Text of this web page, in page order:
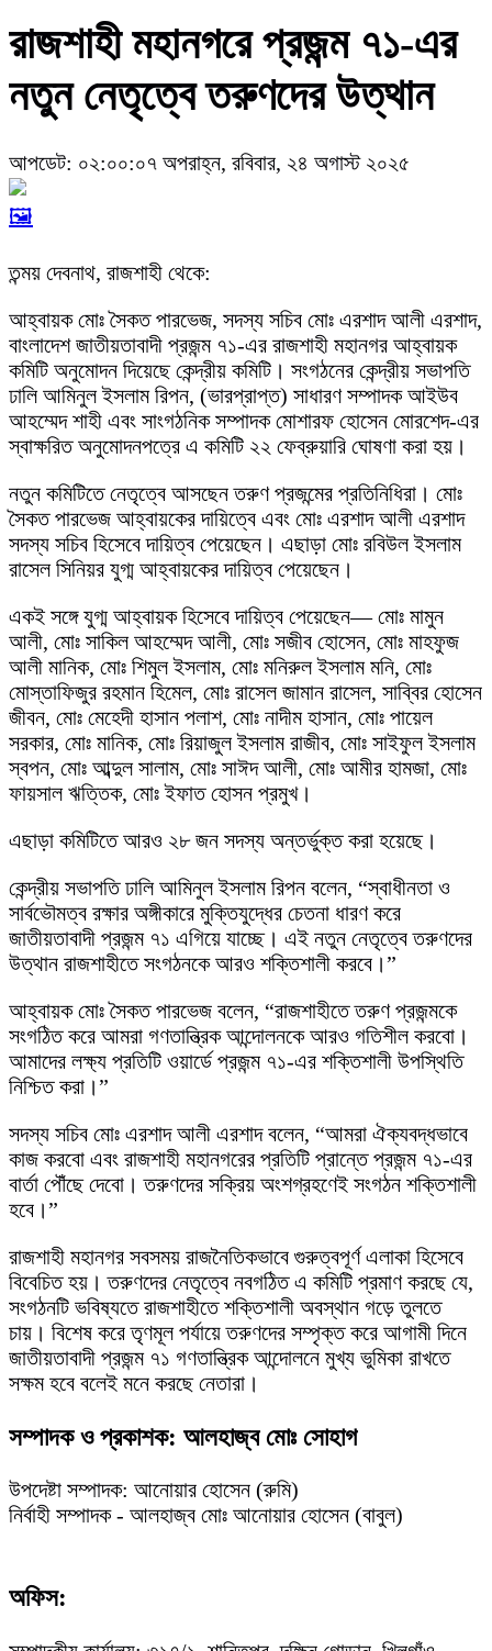
রাজশাহী মহানগরে প্রজন্ম ৭১-এর
নতুন নেতৃত্বে তরুণদের উত্থান
আপডেট: ০২:০০:০৭ অপরাহ্ন, রবিবার, ২৪ অগাস্ট ২০২৫
🖼️
তন্ময় দেবনাথ, রাজশাহী থেকে:
আহ্বায়ক মোঃ সৈকত পারভেজ, সদস্য সচিব মোঃ এরশাদ আলী এরশাদ,
বাংলাদেশ জাতীয়তাবাদী প্রজন্ম ৭১-এর রাজশাহী মহানগর আহ্বায়ক
কমিটি অনুমোদন দিয়েছে কেন্দ্রীয় কমিটি। সংগঠনের কেন্দ্রীয় সভাপতি
ঢালি আমিনুল ইসলাম রিপন, (ভারপ্রাপ্ত) সাধারণ সম্পাদক আইউব
আহম্মেদ শাহী এবং সাংগঠনিক সম্পাদক মোশারফ হোসেন মোরশেদ-এর
স্বাক্ষরিত অনুমোদনপত্রে এ কমিটি ২২ ফেব্রুয়ারি ঘোষণা করা হয়।
নতুন কমিটিতে নেতৃত্বে আসছেন তরুণ প্রজন্মের প্রতিনিধিরা। মোঃ
সৈকত পারভেজ আহ্বায়কের দায়িত্বে এবং মোঃ এরশাদ আলী এরশাদ
সদস্য সচিব হিসেবে দায়িত্ব পেয়েছেন। এছাড়া মোঃ রবিউল ইসলাম
রাসেল সিনিয়র যুগ্ম আহ্বায়কের দায়িত্ব পেয়েছেন।
একই সঙ্গে যুগ্ম আহ্বায়ক হিসেবে দায়িত্ব পেয়েছেন— মোঃ মামুন
আলী, মোঃ সাকিল আহম্মেদ আলী, মোঃ সজীব হোসেন, মোঃ মাহফুজ
আলী মানিক, মোঃ শিমুল ইসলাম, মোঃ মনিরুল ইসলাম মনি, মোঃ
মোস্তাফিজুর রহমান হিমেল, মোঃ রাসেল জামান রাসেল, সাব্বির হোসেন
জীবন, মোঃ মেহেদী হাসান পলাশ, মোঃ নাদীম হাসান, মোঃ পায়েল
সরকার, মোঃ মানিক, মোঃ রিয়াজুল ইসলাম রাজীব, মোঃ সাইফুল ইসলাম
স্বপন, মোঃ আব্দুল সালাম, মোঃ সাঈদ আলী, মোঃ আমীর হামজা, মোঃ
ফায়সাল ঋত্তিক, মোঃ ইফাত হোসন প্রমুখ।
এছাড়া কমিটিতে আরও ২৮ জন সদস্য অন্তর্ভুক্ত করা হয়েছে।
কেন্দ্রীয় সভাপতি ঢালি আমিনুল ইসলাম রিপন বলেন, “স্বাধীনতা ও
সার্বভৌমত্ব রক্ষার অঙ্গীকারে মুক্তিযুদ্ধের চেতনা ধারণ করে
জাতীয়তাবাদী প্রজন্ম ৭১ এগিয়ে যাচ্ছে। এই নতুন নেতৃত্বে তরুণদের
উত্থান রাজশাহীতে সংগঠনকে আরও শক্তিশালী করবে।”
আহ্বায়ক মোঃ সৈকত পারভেজ বলেন, “রাজশাহীতে তরুণ প্রজন্মকে
সংগঠিত করে আমরা গণতান্ত্রিক আন্দোলনকে আরও গতিশীল করবো।
আমাদের লক্ষ্য প্রতিটি ওয়ার্ডে প্রজন্ম ৭১-এর শক্তিশালী উপস্থিতি
নিশ্চিত করা।”
সদস্য সচিব মোঃ এরশাদ আলী এরশাদ বলেন, “আমরা ঐক্যবদ্ধভাবে
কাজ করবো এবং রাজশাহী মহানগরের প্রতিটি প্রান্তে প্রজন্ম ৭১-এর
বার্তা পৌঁছে দেবো। তরুণদের সক্রিয় অংশগ্রহণেই সংগঠন শক্তিশালী
হবে।”
রাজশাহী মহানগর সবসময় রাজনৈতিকভাবে গুরুত্বপূর্ণ এলাকা হিসেবে
বিবেচিত হয়। তরুণদের নেতৃত্বে নবগঠিত এ কমিটি প্রমাণ করছে যে,
সংগঠনটি ভবিষ্যতে রাজশাহীতে শক্তিশালী অবস্থান গড়ে তুলতে
চায়। বিশেষ করে তৃণমূল পর্যায়ে তরুণদের সম্পৃক্ত করে আগামী দিনে
জাতীয়তাবাদী প্রজন্ম ৭১ গণতান্ত্রিক আন্দোলনে মুখ্য ভুমিকা রাখতে
সক্ষম হবে বলেই মনে করছে নেতারা।
সম্পাদক ও প্রকাশক: আলহাজ্ব মোঃ সোহাগ
উপদেষ্টা সম্পাদক: আনোয়ার হোসেন (রুমি)
নির্বাহী সম্পাদক - আলহাজ্ব মোঃ আনোয়ার হোসেন (বাবুল)
অফিস: